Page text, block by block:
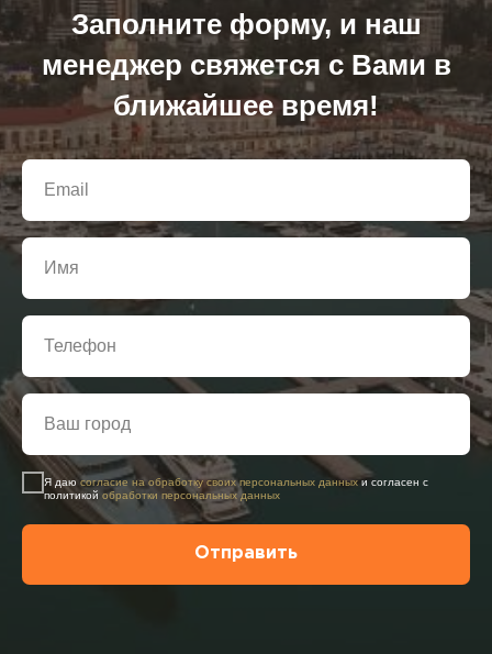
Заполните форму, и наш
менеджер свяжется с Вами в
ближайшее время!
Я даю согласие на обработку своих персональных данныхи согласен с
политикой обработки персональных данных
Отправить